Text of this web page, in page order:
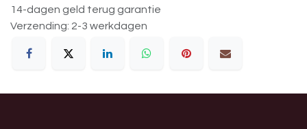
14-dagen geld terug garantie
Verzending: 2-3 werkdagen